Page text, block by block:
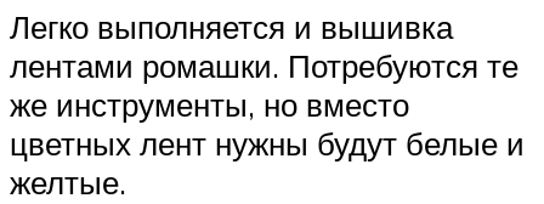
Легко выполняется и вышивка
лентами ромашки. Потребуются те
же инструменты, но вместо
цветных лент нужны будут белые и
желтые.